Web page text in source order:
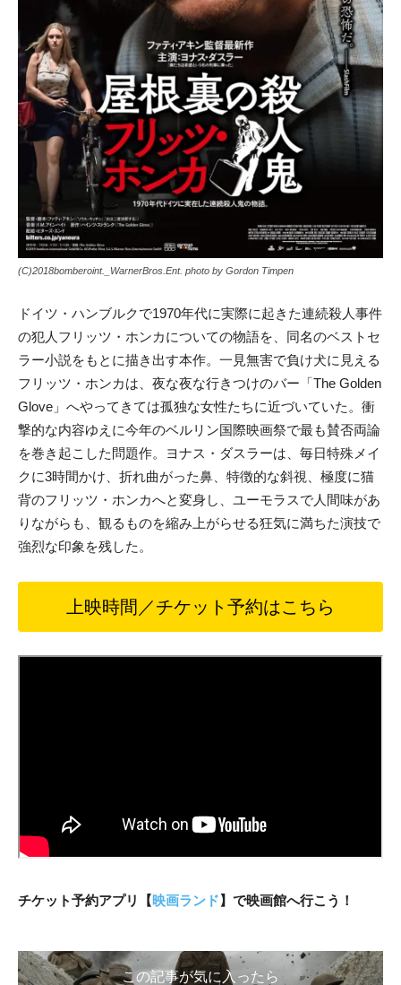
(C)2018bomberoint._WarnerBros.Ent. photo by Gordon Timpen
ドイツ・ハンブルクで1970年代に実際に起きた連続殺人事件
の犯人フリッツ・ホンカについての物語を、同名のベストセ
ラー小説をもとに描き出す本作。一見無害で負け犬に見える
フリッツ・ホンカは、夜な夜な行きつけのバー「The Golden
Glove」へやってきては孤独な女性たちに近づいていた。衝
撃的な内容ゆえに今年のベルリン国際映画祭で最も賛否両論
を巻き起こした問題作。ヨナス・ダスラーは、毎日特殊メイ
クに3時間かけ、折れ曲がった鼻、特徴的な斜視、極度に猫
背のフリッツ・ホンカへと変身し、ユーモラスで人間味があ
りながらも、観るものを縮み上がらせる狂気に満ちた演技で
強烈な印象を残した。
上映時間／チケット予約はこちら
チケット予約アプリ【映画ランド】で映画館へ行こう！
この記事が気に入ったら